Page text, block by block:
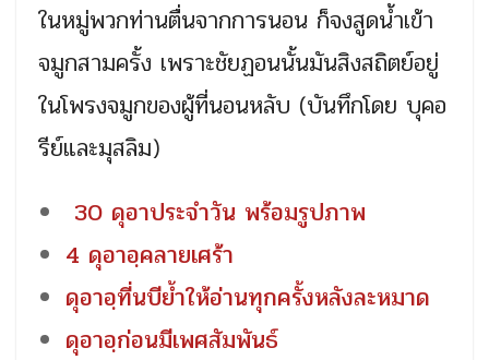
ในหมู่พวกท่านตื่นจากการนอน ก็จงสูดน้ำเข้า
จมูกสามครั้ง เพราะชัยฏอนนั้นมันสิงสถิตย์อยู่
ในโพรงจมูกของผู้ที่นอนหลับ (บันทึกโดย บุคอ
รีย์และมุสลิม)
30 ดุอาประจำวัน พร้อมรูปภาพ
4 ดุอาอฺคลายเศร้า
ดุอาอฺที่นบีย้ำให้อ่านทุกครั้งหลังละหมาด
ดุอาอฺก่อนมีเพศสัมพันธ์